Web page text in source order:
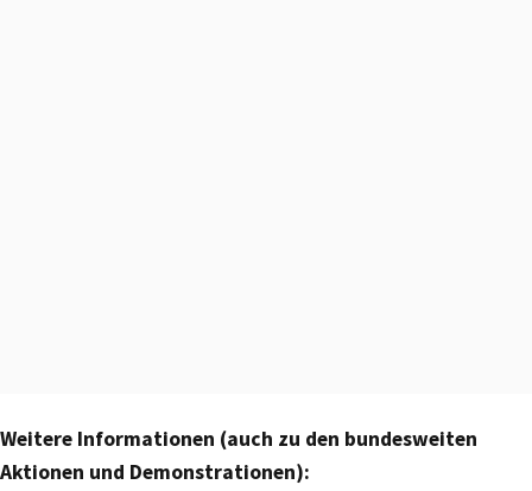
Weitere Informationen (auch zu den bundesweiten
Aktionen und Demonstrationen):